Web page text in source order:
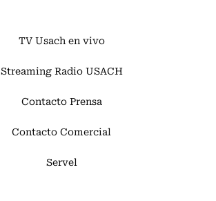
TV Usach en vivo
Streaming Radio USACH
Contacto Prensa
Contacto Comercial
Servel